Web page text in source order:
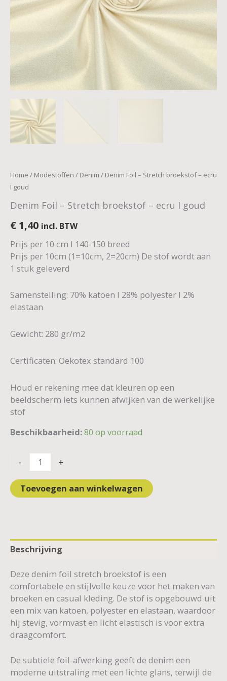
Home / Modestoffen / Denim / Denim Foil – Stretch broekstof – ecru
I goud
Denim Foil – Stretch broekstof – ecru I goud
€ 1,40 incl. BTW
Prijs per 10 cm I 140-150 breed
Prijs per 10cm (1=10cm, 2=20cm) De stof wordt aan
1 stuk geleverd
Samenstelling: 70% katoen I 28% polyester I 2%
elastaan
Gewicht: 280 gr/m2
Certificaten: Oekotex standard 100
Houd er rekening mee dat kleuren op een
beeldscherm iets kunnen afwijken van de werkelijke
stof
Beschikbaarheid:80 op voorraad
- +
Toevoegen aan winkelwagen
Beschrijving
Deze denim foil stretch broekstof is een
comfortabele en stijlvolle keuze voor het maken van
broeken en casual kleding. De stof is opgebouwd uit
een mix van katoen, polyester en elastaan, waardoor
hij stevig, vormvast en licht elastisch is voor extra
draagcomfort.
De subtiele foil-afwerking geeft de denim een
moderne uitstraling met een lichte glans, terwijl de